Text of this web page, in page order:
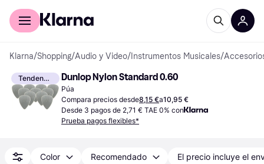
Comprar con Klarna
Klarna/Shopping/Audio y Video/ Instrumentos Musicales/
Tendencia Dunlop Nylon Standard 0.60
Púa
Compara precios desde8,15 €a10,95 €
Desde 3 pagos de 2,71 € TAE 0% con
Prueba pagos flexibles*
Color Recomendado El precio incluye el